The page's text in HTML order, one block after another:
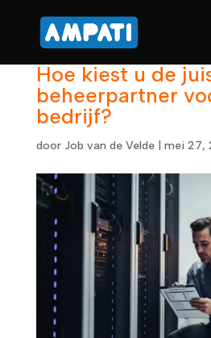
Hoe kiest u de
beheerpartner
bedrijf?
door Job van de Velde| mei 27,